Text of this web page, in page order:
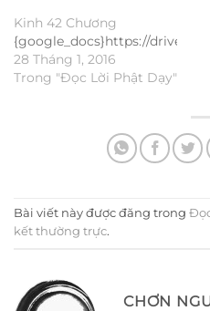
Kinh 42 Chương
{google_docs}https://
28 Tháng 1, 2016
Trong "Đọc Lời Phật Dạy"
Bài viết này được đăng trong
kết thường trực.
CHƠN